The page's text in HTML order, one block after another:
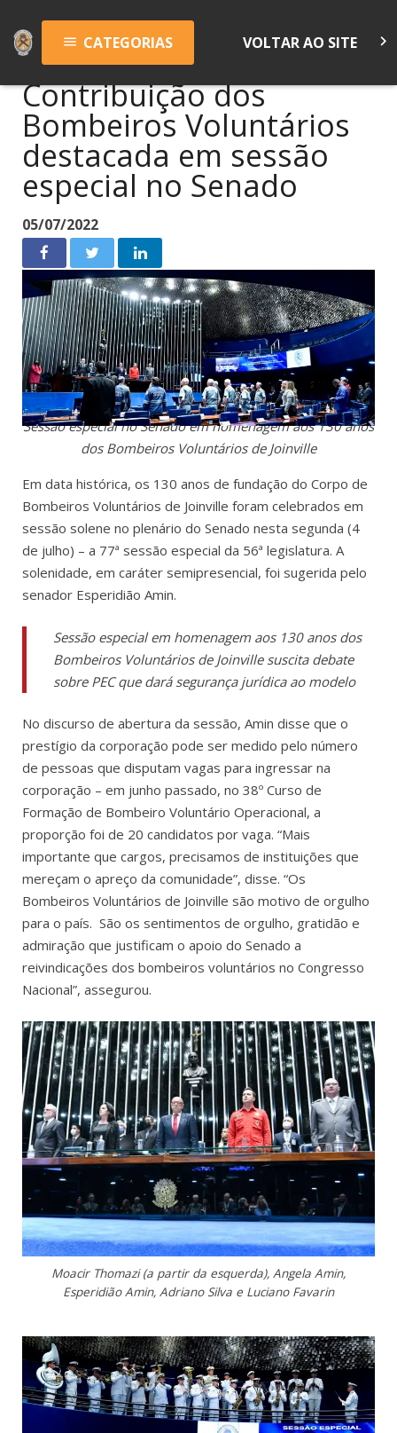
menu CATEGORIAS VOLTAR AO SITE keyboard_arrow_right
Contribuição dos
Bombeiros Voluntários
destacada em sessão
especial no Senado
05/07/2022
Sessão especial no Senado em homenagem aos 130 anos
dos Bombeiros Voluntários de Joinville
Em data histórica, os 130 anos de fundação do Corpo de
Bombeiros Voluntários de Joinville foram celebrados em
sessão solene no plenário do Senado nesta segunda (4
de julho) – a 77ª sessão especial da 56ª legislatura. A
solenidade, em caráter semipresencial, foi sugerida pelo
senador Esperidião Amin.
Sessão especial em homenagem aos 130 anos dos
Bombeiros Voluntários de Joinville suscita debate
sobre PEC que dará segurança jurídica ao modelo
No discurso de abertura da sessão, Amin disse que o
prestígio da corporação pode ser medido pelo número
de pessoas que disputam vagas para ingressar na
corporação – em junho passado, no 38º Curso de
Formação de Bombeiro Voluntário Operacional, a
proporção foi de 20 candidatos por vaga. “Mais
importante que cargos, precisamos de instituições que
mereçam o apreço da comunidade”, disse. “Os
Bombeiros Voluntários de Joinville são motivo de orgulho
para o país. São os sentimentos de orgulho, gratidão e
admiração que justificam o apoio do Senado a
reivindicações dos bombeiros voluntários no Congresso
Nacional”, assegurou.
Moacir Thomazi (a partir da esquerda), Angela Amin,
Esperidião Amin, Adriano Silva e Luciano Favarin